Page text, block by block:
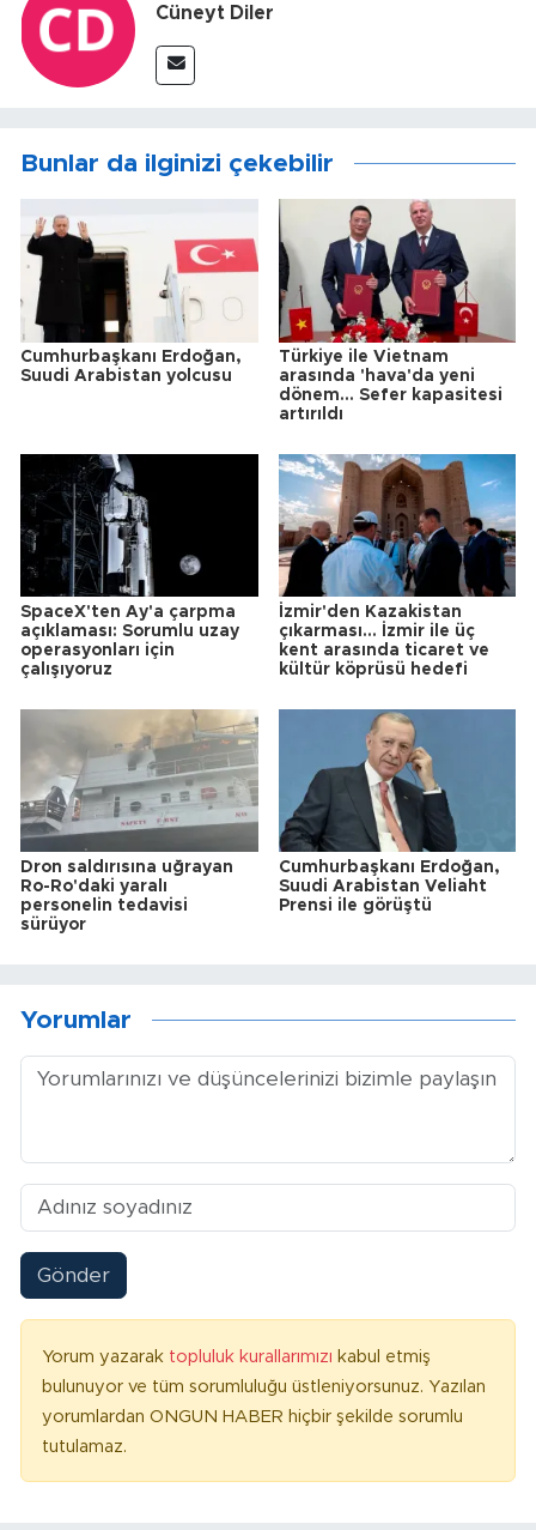
Cüneyt Diler
Bunlar da ilginizi çekebilir
Cumhurbaşkanı Erdoğan,
Suudi Arabistan yolcusu
Türkiye ile Vietnam
arasında 'hava'da yeni
dönem... Sefer kapasitesi
artırıldı
SpaceX'ten Ay'a çarpma
açıklaması: Sorumlu uzay
operasyonları için
çalışıyoruz
İzmir'den Kazakistan
çıkarması... İzmir ile üç
kent arasında ticaret ve
kültür köprüsü hedefi
Dron saldırısına uğrayan
Ro-Ro'daki yaralı
personelin tedavisi
sürüyor
Cumhurbaşkanı Erdoğan,
Suudi Arabistan Veliaht
Prensi ile görüştü
Yorumlar
Gönder
Yorum yazarak topluluk kurallarımızı kabul etmiş
bulunuyor ve tüm sorumluluğu üstleniyorsunuz. Yazılan
yorumlardan ONGUN HABER hiçbir şekilde sorumlu
tutulamaz.